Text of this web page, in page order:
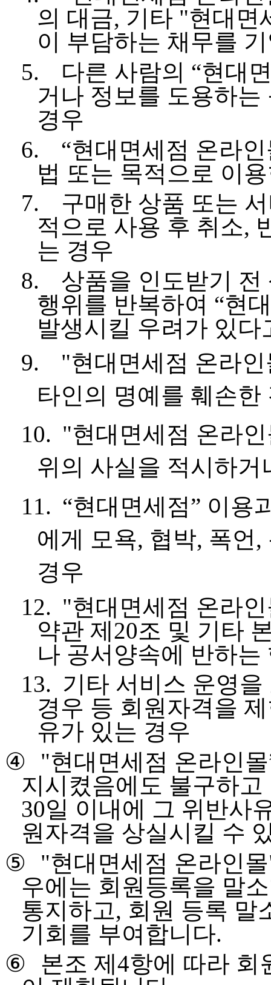
의 대금, 기타 "현대면
이 부담하는 채무를
5.
다른 사람의 “현대
거나 정보를 도용하
경우
6.
“현대면세점 온라
법 또는 목적으로 이
7.
구매한 상품 또는
적으로 사용 후 취소,
는 경우
8.
상품을 인도받기
행위를 반복하여 “현
발생시킬 우려가 있
9.
"현대면세점 온라인
타인의 명예를 훼손한
10. "현대면세점 온라
위의 사실을 적시하거
11. “현대면세점” 이용
에게 모욕, 협박, 폭언,
경우
12. "현대면세점 온라
약관 제20조 및 기타
나 공서양속에 반하
13. 기타 서비스 운영
경우 등 회원자격을
유가 있는 경우
④
"현대면세점 온라인몰
지시켰음에도 불구하
30일 이내에 그 위반사
원자격을 상실시킬 수
⑤
"현대면세점 온라인몰
우에는 회원등록을 말
통지하고, 회원 등록 말
기회를 부여합니다.
⑥
본조 제4항에 따라 회